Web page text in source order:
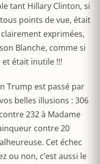
tant Hillary Clinton, si
points de vue, était
exprimées,
Blanche, comme si
et était inutile !!!
Trump est passé par
belles illusions : 306
232 à Madame
contre 20
Cet échec
ou non, c’est aussi le